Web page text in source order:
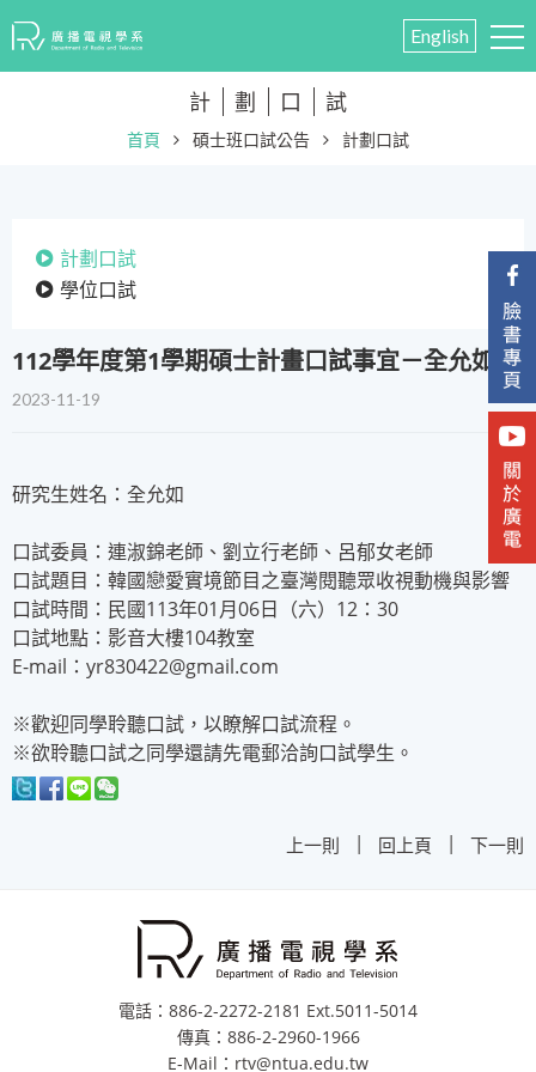
English
計 劃 口 試
首頁 碩士班口試公告 計劃口試
計劃口試
學位口試
​112學年度第1學期碩士計畫口試事宜－全允如
2023-11-19
研究生姓名：全允如
口試委員：連淑錦老師、劉立行老師、呂郁女老師
口試題目：韓國戀愛實境節目之臺灣閱聽眾收視動機與影響
口試時間：民國113年01月06日（六）12：30
口試地點：影音大樓104教室
E-mail：yr830422@gmail.com
※歡迎同學聆聽口試，以瞭解口試流程。
※欲聆聽口試之同學還請先電郵洽詢口試學生。
上一則 | 回上頁 | 下一則
電話：886-2-2272-2181 Ext.5011-5014
傳真：886-2-2960-1966
E-Mail：rtv@ntua.edu.tw